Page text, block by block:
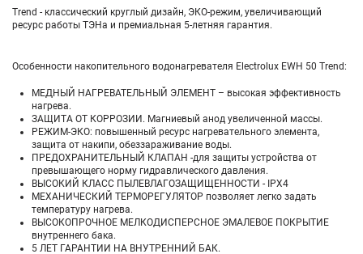
Trend - классический круглый дизайн, ЭКО-режим, увеличивающий
ресурс работы ТЭНа и премиальная 5-летняя гарантия.
Особенности накопительного водонагревателя Electrolux EWH 50 Trend:
МЕДНЫЙ НАГРЕВАТЕЛЬНЫЙ ЭЛЕМЕНТ – высокая эффективность
нагрева.
ЗАЩИТА ОТ КОРРОЗИИ. Магниевый анод увеличенной массы.
РЕЖИМ-ЭКО: повышенный ресурс нагревательного элемента,
защита от накипи, обеззараживание воды.
ПРЕДОХРАНИТЕЛЬНЫЙ КЛАПАН -для защиты устройства от
превышающего норму гидравлического давления.
ВЫСОКИЙ КЛАСС ПЫЛЕВЛАГОЗАЩИЩЕННОСТИ - IPX4
МЕХАНИЧЕСКИЙ ТЕРМОРЕГУЛЯТОР позволяет легко задать
температуру нагрева.
ВЫСОКОПРОЧНОЕ МЕЛКОДИСПЕРСНОЕ ЭМАЛЕВОЕ ПОКРЫТИЕ
внутреннего бака.
5 ЛЕТ ГАРАНТИИ НА ВНУТРЕННИЙ БАК.